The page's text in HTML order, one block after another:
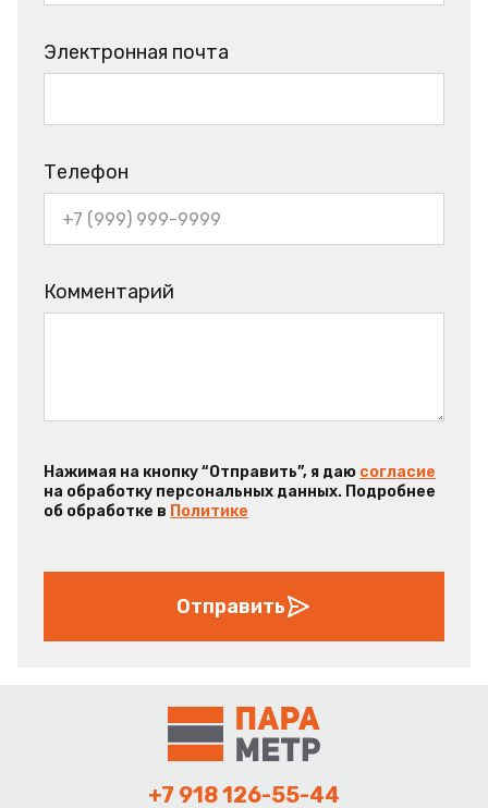
Электронная почта
Телефон
Комментарий
Нажимая на кнопку “Отправить”, я даю согласие
на обработку персональных данных. Подробнее
об обработке в Политике
Отправить
+7 918 126-55-44